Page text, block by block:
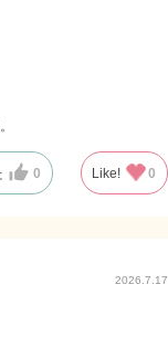
0 Like! 0
2026.7.17